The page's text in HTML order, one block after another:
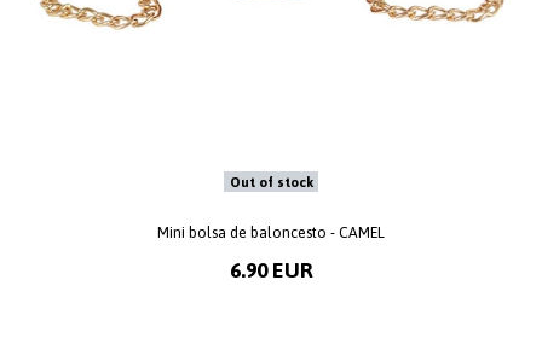
Out of stock
Mini bolsa de baloncesto - CAMEL
6.90 EUR